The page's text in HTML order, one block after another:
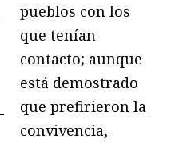
pueblos con los
que tenían
contacto; aunque
está demostrado
que prefirieron la
convivencia,